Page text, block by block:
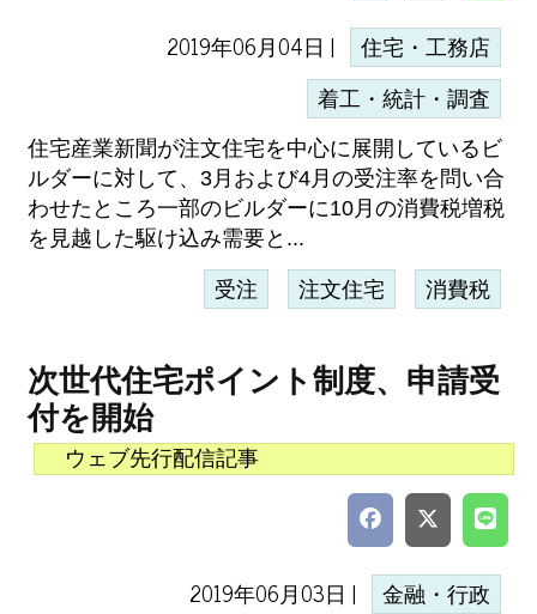
2019年06月04日 | 住宅・工務店
着工・統計・調査
住宅産業新聞が注文住宅を中心に展開しているビ
ルダーに対して、3月および4月の受注率を問い合
わせたところ一部のビルダーに10月の消費税増税
を見越した駆け込み需要と...
受注 注文住宅 消費税
次世代住宅ポイント制度、申請受
付を開始
ウェブ先行配信記事
2019年06月03日 | 金融・行政